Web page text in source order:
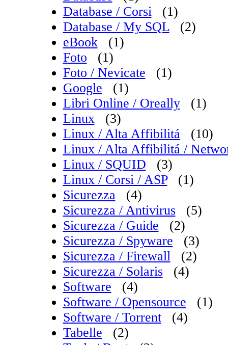
Database / Corsi
(1)
Database / My SQL
(2)
eBook
(1)
Foto
(1)
Foto / Nevicate
(1)
Google
(1)
Libri Online / Oreally
(1)
Linux
(3)
Linux / Alta Affibilitá
(10)
Linux / Alta Affibilitá /
Linux / SQUID
(3)
Linux / Corsi / ASP
(1)
Sicurezza
(4)
Sicurezza / Antivirus
(5)
Sicurezza / Guide
(2)
Sicurezza / Spyware
(3)
Sicurezza / Firewall
(2)
Sicurezza / Solaris
(4)
Software
(4)
Software / Opensource
(1)
Software / Torrent
(4)
Tabelle
(2)